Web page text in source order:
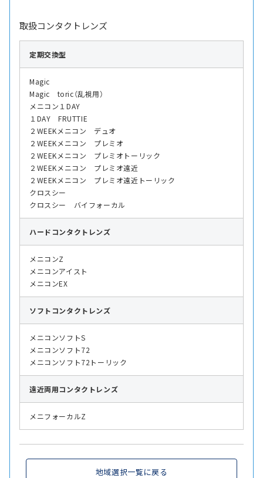
取扱コンタクトレンズ
定期交換型
Magic
Magic toric（乱視用）
メニコン１DAY
１DAY FRUTTIE
２WEEKメニコン デュオ
２WEEKメニコン プレミオ
２WEEKメニコン プレミオトーリック
２WEEKメニコン プレミオ遠近
２WEEKメニコン プレミオ遠近トーリック
クロスシー
クロスシー バイフォーカル
ハード コンタクトレンズ
メニコンZ
メニコンアイスト
メニコンEX
ソフト コンタクトレンズ
メニコンソフトS
メニコンソフト72
メニコンソフト72トーリック
遠近両用コンタクトレンズ
メニフォーカルZ
地域選択一覧に戻る